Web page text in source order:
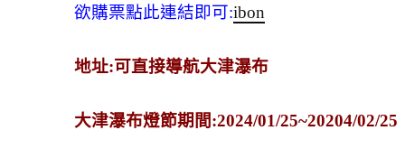
欲購票點此連結即可:ibon
地址:可直接導航大津瀑布
大津瀑布燈節期間:2024/01/25~20204/02/25